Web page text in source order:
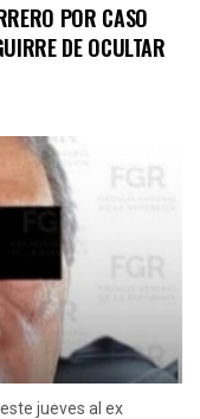
POR CASO
DE OCULTAR
jueves al ex